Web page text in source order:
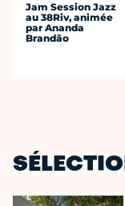
Jam Session Jazz
au 38Riv, animée
par Ananda
Brandão